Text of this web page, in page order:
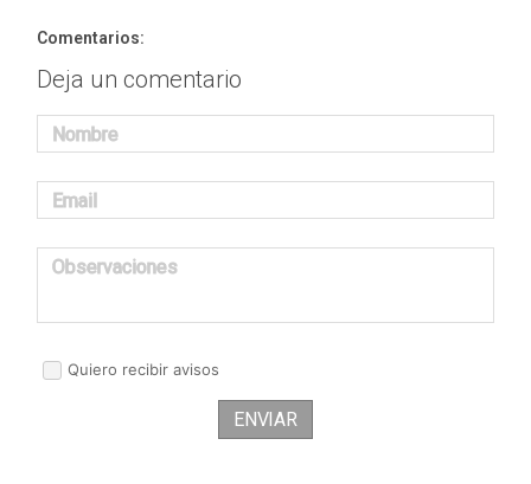
Comentarios:
Deja un comentario
Nombre
Email
Observaciones
Quiero recibir avisos
ENVIAR